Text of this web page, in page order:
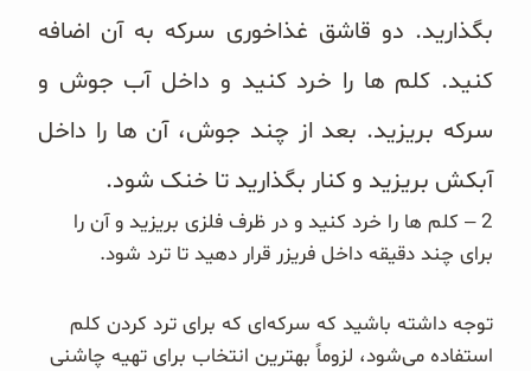
سبوس و جوانه‌ها
وبلاگ
بگذارید. دو قاشق غذاخوری سرکه به آن اضافه
کنید. کلم ها را خرد کنید و داخل آب جوش و
سرکه بریزید. بعد از چند جوش، آن ها را داخل
آبکش بریزید و کنار بگذارید تا خنک شود.
2 – کلم ها را خرد کنید و در ظرف فلزی بریزید و آن را
برای چند دقیقه داخل فریزر قرار دهید تا ترد شود.
توجه داشته باشید که سرکه‌ای که برای ترد کردن کلم
استفاده می‌شود، لزوماً بهترین انتخاب برای تهیه چاشنی